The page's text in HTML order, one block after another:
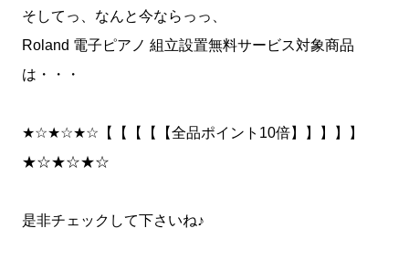
そしてっ、なんと今ならっっ、
Roland 電子ピアノ 組立設置無料サービス対象商品
は・・・
★☆★☆★☆【【【【【全品ポイント10倍】】】】】
★☆★☆★☆
是非チェックして下さいね♪